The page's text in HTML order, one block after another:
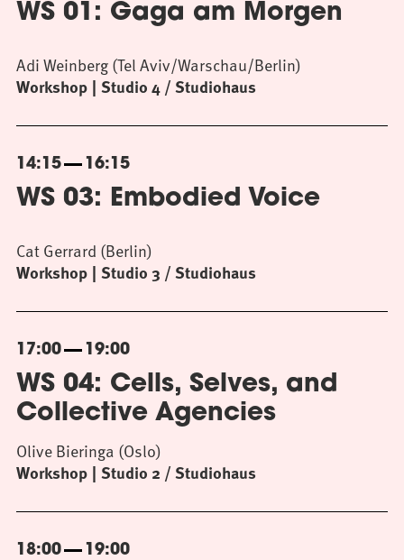
WS 01: Gaga am Morgen
Workshop Studio 4 / Studiohaus
Adi Weinberg (Tel Aviv/Warschau/Berlin)
14:15 16:15
WS 03: Embodied Voice
Workshop Studio 3 / Studiohaus
Cat Gerrard (Berlin)
17:00 19:00
WS 04: Cells, Selves, and
Collective Agencies
Workshop Studio 2 / Studiohaus
Olive Bieringa (Oslo)
18:00 19:00